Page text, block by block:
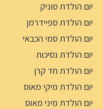
יום הולדת סוניק
יום הולדת ספיידרמן
יום הולדת סמי הכבאי
יום הולדת נסיכות
יום הולדת חד קרן
יום הולדת מיקי מאוס
יום הולדת מיני מאוס